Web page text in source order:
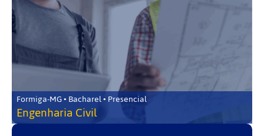
Formiga-MG • Bacharel • Presencial
Engenharia Civil